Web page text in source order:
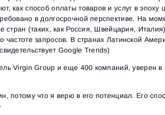
как способ оплаты товаров и услуг в эпоху
в долгосрочной перспективе. На
стран (таких, как Россия, Швейцария,
частоте запросов. В странах Латинской
Google Trends)
Virgin Group и еще 400 компаний, уверен
потому что я верю в его потенциал. Его